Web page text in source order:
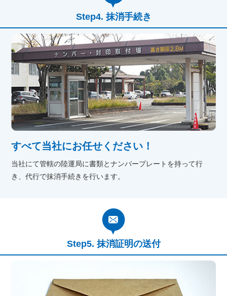
抹消手続き
すべて当社にお任せください！
当社にて管轄の陸運局に書類とナンバープレートを持って行
き、代行で抹消手続きを行います。
抹消証明の送付